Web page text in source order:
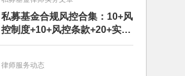
私募基金合规风控合集：10+风
控制度+10+风控条款+20+实务
文章+每月动态
律师服务动态